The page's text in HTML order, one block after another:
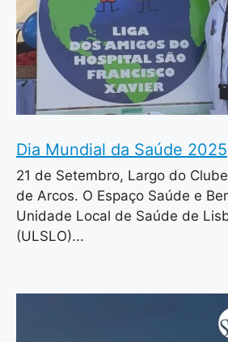
Dia Mundial da Saúde 2025
21 de Setembro, Largo do
de Arcos. O Espaço Saúde e
Unidade Local de Saúde de
(ULSLO)...